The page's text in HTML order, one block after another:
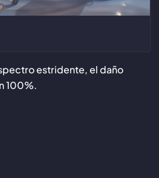
estridente, el daño
100%.